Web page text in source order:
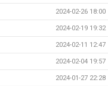
2024-02-26 18:00
2024-02-19 19:32
2024-02-11 12:47
2024-02-04 19:57
2024-01-27 22:28